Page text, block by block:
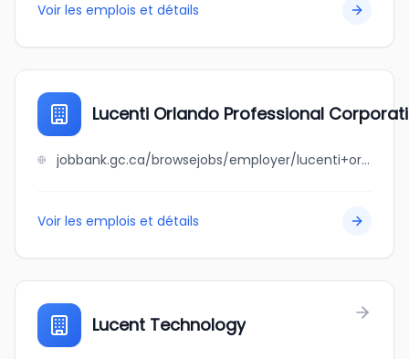
Voir les emplois et détails
Lucenti Orlando Professional
jobbank.gc.ca/browsejobs/employer/lucenti+orlando+professional+corporation/ca
Voir les emplois et détails
Lucent Technology